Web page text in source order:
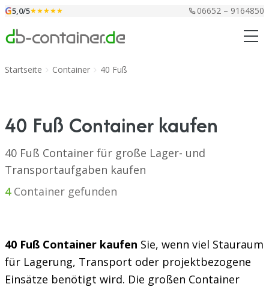
Zum Inhalt springen
G5,0/5★★★★★ 06652 – 9164850
Startseite Container 40 Fuß
40 Fuß Container kaufen
40 Fuß Container für große Lager- und
Transportaufgaben kaufen
4Container gefunden
40 Fuß Container kaufen Sie, wenn viel Stauraum
für Lagerung, Transport oder projektbezogene
Einsätze benötigt wird. Die großen Container